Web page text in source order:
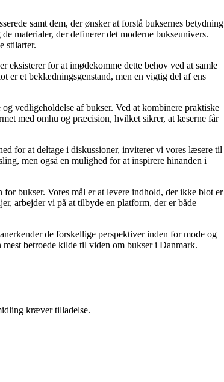
samt dem, der ønsker at forstå buksernes betydning
materialer, der definerer det moderne bukseunivers.
stilarter.
eksisterer for at imødekomme dette behov ved at samle
er et beklædningsgenstand, men en vigtig del af ens
vedligeholdelse af bukser. Ved at kombinere praktiske
med omhu og præcision, hvilket sikrer, at læserne får
for at deltage i diskussioner, inviterer vi vores læsere til
men også en mulighed for at inspirere hinanden i
bukser. Vores mål er at levere indhold, der ikke blot er
arbejder vi på at tilbyde en platform, der er både
de forskellige perspektiver inden for mode og
betroede kilde til viden om bukser i Danmark.
kræver tilladelse.